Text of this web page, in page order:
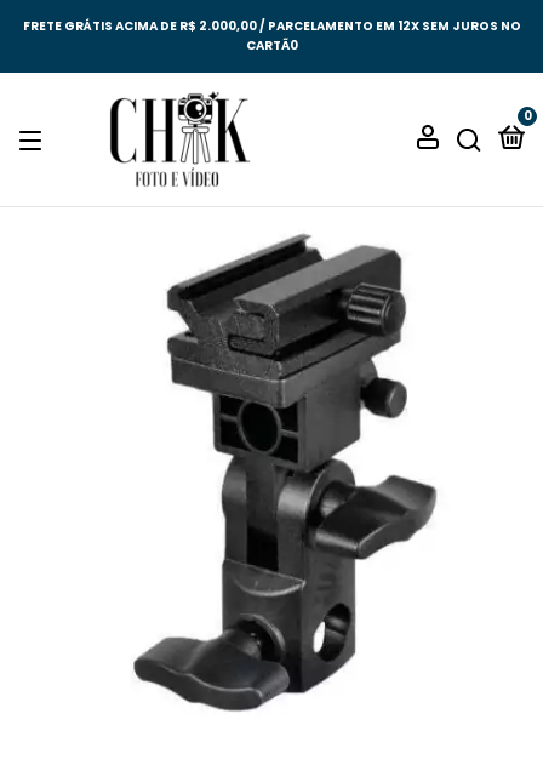
FRETE GRÁTIS ACIMA DE R$ 2.000,00 / PARCELAMENTO EM 12X SEM JUROS NO
CARTÃ0
0